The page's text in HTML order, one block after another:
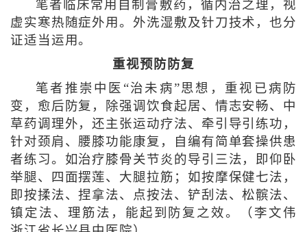
笔者临床常用自制膏敷药，循内治之理，视
虚实寒热随症外用。外洗湿敷及针刀技术，也分
证适当运用。
重视预防防复
笔者推崇中医“治未病”思想，重视已病防
变，愈后防复，除强调饮食起居、情志安畅、中
草药调理外，还主张运动疗法、牵引导引练功，
针对颈肩、腰膝功能康复，自编有简单套操供患
者练习。如治疗膝骨关节炎的导引三法，即仰卧
举腿、四面摆莲、大腿拉筋；如按摩保健七法，
即按揉法、捏拿法、点按法、铲刮法、松髌法、
镇定法、理筋法，能起到防复之效。（李文伟